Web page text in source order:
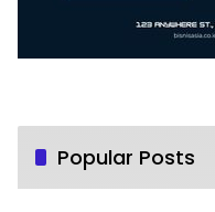
Popular Posts